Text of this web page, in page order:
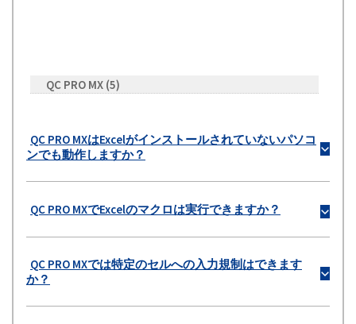
QC PRO MX (5)
b
QC PRO MXはExcelがインストールされていないパソコ
ンでも動作しますか？
b
QC PRO MXでExcelのマクロは実行できますか？
b
QC PRO MXでは特定のセルへの入力規制はできます
か？